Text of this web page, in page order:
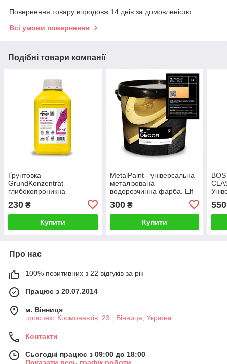
Повернення товару впродовж 14 днів за домовленістю
Всі умови повернення
Подібні товари компанії
Ґрунтовка
GrundKonzentrat
глибокопроникна
230 ₴
Купити
MetalPaint - універсальна
металізована
водорозчинна фарба. Elf
300₴
Купити
550
Про нас
100% позитивних з 22 відгуків за рік
Працює з 20.07.2014
м. Вінниця
проспект Космонавтів, 23 , Вінниця, Україна
Контакти
Сьогодні працює з 09:00 до 18:00